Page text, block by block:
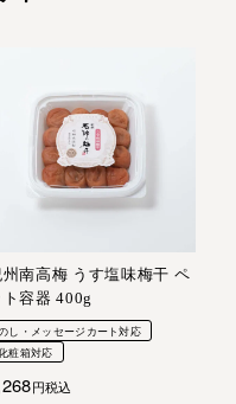
州南高梅 うす塩味梅干 ペ
ト容器 400g
し・メッセージカート対応
粧箱対応
税込